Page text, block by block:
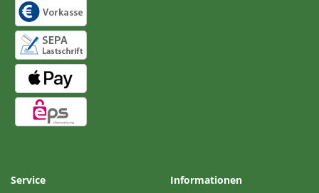
Service Informationen